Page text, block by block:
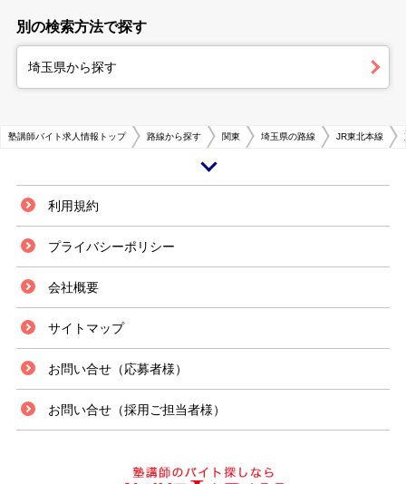
別の検索方法で探す
埼玉県から探す
塾講師バイト求人情報トップ 路線から探す 関東 埼玉県の路線 JR東北本線
埼玉県にある東大宮には、JR東日本東北線が通っており、通学や通勤に多
方からでもアクセスしやすい環境が整っています。大型ショッピングモール
や銀行も駅周辺に設置されており、暮らしやすい地域です。 教育機関も比
較的駅の近くに存在し、東大宮駅西口には埼玉県立大宮工業高校があり、東
口側には芝浦工業大学のキャンパスがあります。中学生から大学生の学生が
よく利用されています。 学生が多い分、塾に通う生徒数も多く、塾講師の
アルバイトの求人は、この生徒数の増加に対応できるよう常に掲示している
利用規約
プライバシーポリシー
会社概要
サイトマップ
お問い合せ（応募者様）
お問い合せ（採用ご担当者様）